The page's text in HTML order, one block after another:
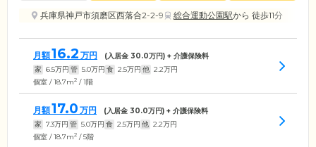
兵庫県神戸市須磨区西落合2-2-9
総合運動公園駅から 徒歩11分
月額16.2 万円 (入居金 30.0万円) + 介護保険料
家 6.5万円 管 5.0万円 食 2.5万円 他 2.2万円
個室 / 18.7m2 / 1階
月額17.0 万円 (入居金 30.0万円) + 介護保険料
家 7.3万円 管 5.0万円 食 2.5万円 他 2.2万円
個室 / 18.7m2 / 5階